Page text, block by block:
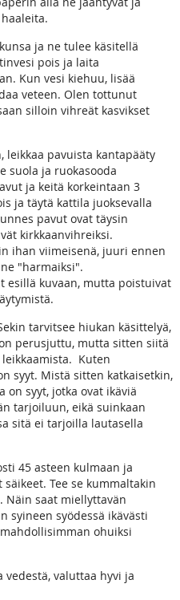
ja ne tulee käsitellä
pois ja laita
Kun vesi kiehuu, lisää
veteen. Olen tottunut
silloin vihreät kasvikset
leikkaa pavuista kantapääty
suola ja ruokasooda
ja keitä korkeintaan 3
ja täytä kattila juoksevalla
pavut ovat täysin
kirkkaanvihreiksi.
ihan viimeisenä, juuri ennen
"harmaiksi".
esillä kuvaan, mutta poistuivat
tarvitsee hiukan käsittelyä,
perusjuttu, mutta sitten siitä
Kuten
syyt. Mistä sitten katkaisetkin,
syyt, jotka ovat ikäviä
tarjoiluun, eikä suinkaan
sitä ei tarjoilla lautasella
45 asteen kulmaan ja
Tee se kummaltakin
Näin saat miellyttavän
syineen syödessä ikävästi
ohuiksi
valuttaa hyvi ja